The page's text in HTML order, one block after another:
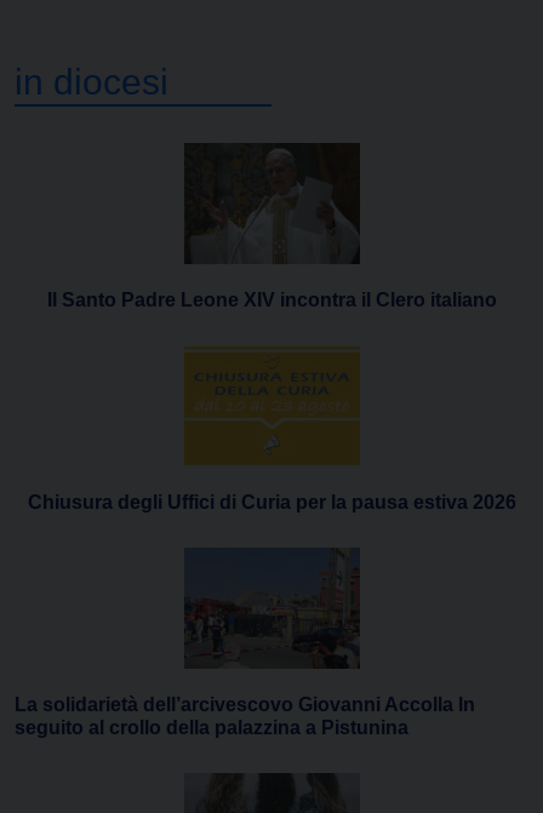
in diocesi
Il Santo Padre Leone XIV incontra il Clero italiano
Chiusura degli Uffici di Curia per la pausa estiva 2026
La solidarietà dell’arcivescovo Giovanni Accolla In
seguito al crollo della palazzina a Pistunina